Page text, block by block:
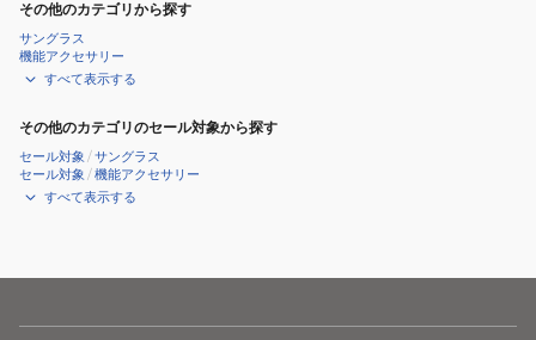
その他のカテゴリから探す
サングラス
機能アクセサリー
すべて表示する
その他のカテゴリのセール対象から探す
セール対象 /サングラス
セール対象 /機能アクセサリー
すべて表示する